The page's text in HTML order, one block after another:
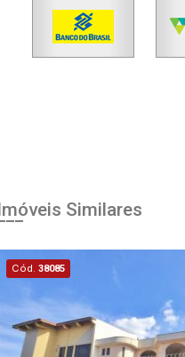
Similares
Cód. 38085